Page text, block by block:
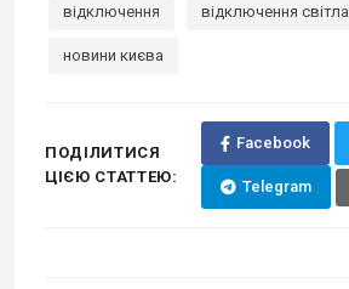
відключення відключення світла
новини києва
ПОДІЛИТИСЯ
ЦІЄЮ СТАТТЕЮ:
Facebook
Telegram